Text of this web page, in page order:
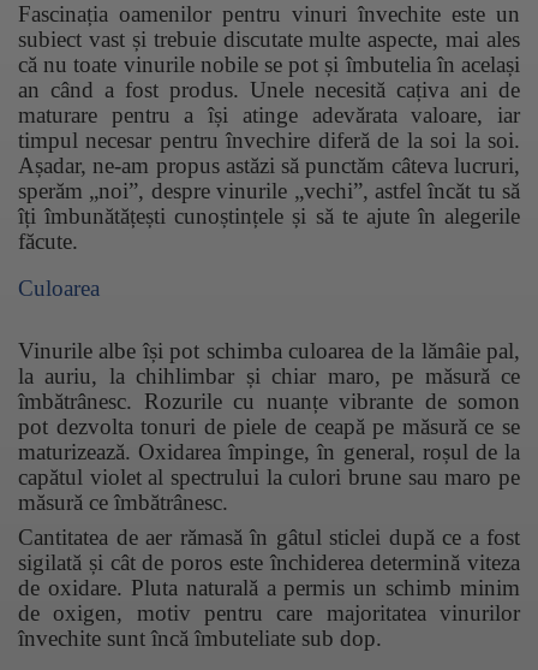
Fascinația oamenilor pentru vinuri învechite este un
subiect vast și trebuie discutate multe aspecte, mai ales
că nu toate vinurile nobile se pot și îmbutelia în același
an când a fost produs. Unele necesită cațiva ani de
maturare pentru a își atinge adevărata valoare, iar
timpul necesar pentru învechire diferă de la soi la soi.
Așadar, ne-am propus astăzi să punctăm câteva lucruri,
sperăm „noi”, despre vinurile „vechi”, astfel încăt tu să
îți îmbunătățești cunoștințele și să te ajute în alegerile
făcute.
Culoarea
Vinurile albe își pot schimba culoarea de la lămâie pal,
la auriu, la chihlimbar și chiar maro, pe măsură ce
îmbătrânesc. Rozurile cu nuanțe vibrante de somon
pot dezvolta tonuri de piele de ceapă pe măsură ce se
maturizează. Oxidarea împinge, în general, roșul de la
capătul violet al spectrului la culori brune sau maro pe
măsură ce îmbătrânesc.
Cantitatea de aer rămasă în gâtul sticlei după ce a fost
sigilată și cât de poros este închiderea determină viteza
de oxidare. Pluta naturală a permis un schimb minim
de oxigen, motiv pentru care majoritatea vinurilor
învechite sunt încă îmbuteliate sub dop.